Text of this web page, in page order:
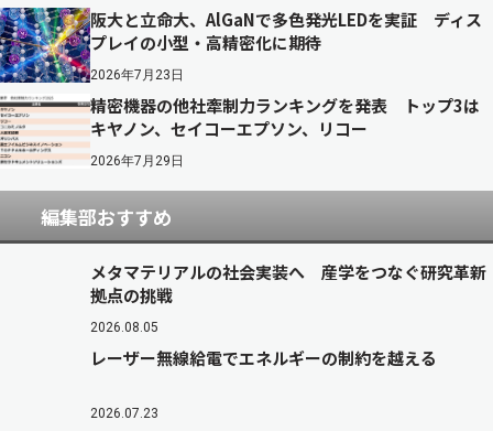
阪大と立命大、AlGaNで多色発光LEDを実証 ディス
プレイの小型・高精密化に期待
2026年7月23日
精密機器の他社牽制力ランキングを発表 トップ3は
キヤノン、セイコーエプソン、リコー
2026年7月29日
編集部おすすめ
メタマテリアルの社会実装へ 産学をつなぐ研究革新
拠点の挑戦
2026.08.05
レーザー無線給電でエネルギーの制約を越える
2026.07.23